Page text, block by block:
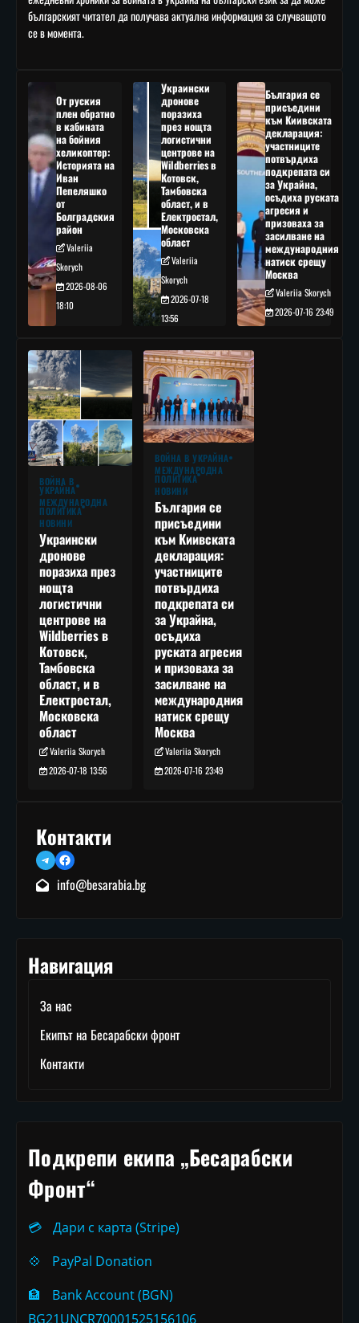
българският читател да получава актуална информация за случващото
се в момента.
От руския
плен обратно
в кабината
на бойния
хеликоптер:
Историята на
Иван
Пепеляшко
от
Болградския
район
Valeriia
Skorych
2026-08-06
18:10
Украински
дронове
поразиха
през нощта
логистични
центрове на
Wildberries в
Котовск,
Тамбовска
област, и в
Електростал,
Московска
област
Valeriia
Skorych
2026-07-18
13:56
България се
присъедини
към Киивската
декларация:
участниците
потвърдиха
подкрепата си
за Украйна,
осъдиха руската
агресия и
призоваха за
засилване на
международния
натиск срещу
Москва
Valeriia Skorych
2026-07-16 23:49
ВОЙНА В
УКРАЙНА
МЕЖДУНАРОДНА
ПОЛИТИКА
НОВИНИ
Украински
дронове
поразиха през
нощта
логистични
центрове на
Wildberries в
Котовск,
Тамбовска
област, и в
Електростал,
Московска
област
Valeriia Skorych
2026-07-18 13:56
ВОЙНА В УКРАЙНА
МЕЖДУНАРОДНА
ПОЛИТИКА
НОВИНИ
България се
присъедини
към Киивската
декларация:
участниците
потвърдиха
подкрепата си
за Украйна,
осъдиха
руската агресия
и призоваха за
засилване на
международния
натиск срещу
Москва
Valeriia Skorych
2026-07-16 23:49
Контакти
TelegramFacebook
info@besarabia.bg
Навигация
За нас
Екипът на Бесарабски фронт
Контакти
Подкрепи екипа „Бесарабски
Фронт“
💳
Дари с карта (Stripe)
💠
PayPal Donation
🏦
Bank Account (BGN)
BG21UNCR70001525156106